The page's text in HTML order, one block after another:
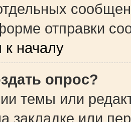
отправки
к началу
опрос?
темы или
закладке или